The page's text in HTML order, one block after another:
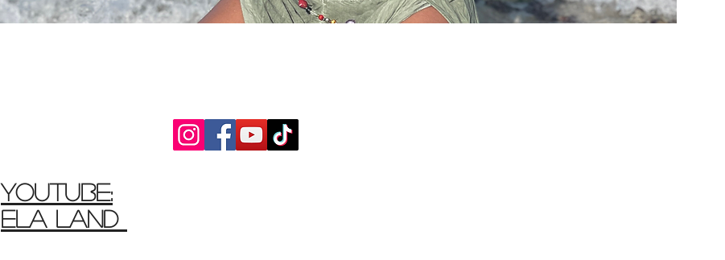
YouTube:
Ela Land